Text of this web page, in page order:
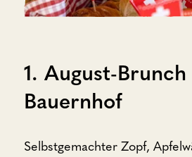
1. August-
Bauernhof
Selbstgemachter Zopf,